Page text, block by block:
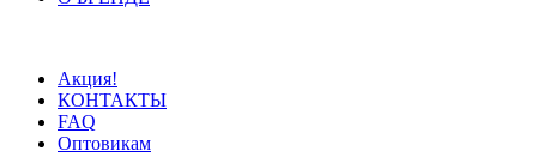
Акция!
КОНТАКТЫ
FAQ
Оптовикам